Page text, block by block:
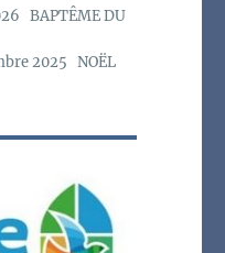
BAPTÊME DU
2025 NOËL